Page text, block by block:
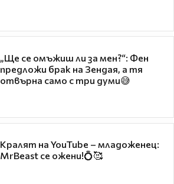
„Ще се омъжиш ли за мен?“: Фен
предложи брак на Зендая, а тя
отвърна само с три думи😅
Кралят на YouTube – младоженец:
MrBeast се ожени!💍🥰